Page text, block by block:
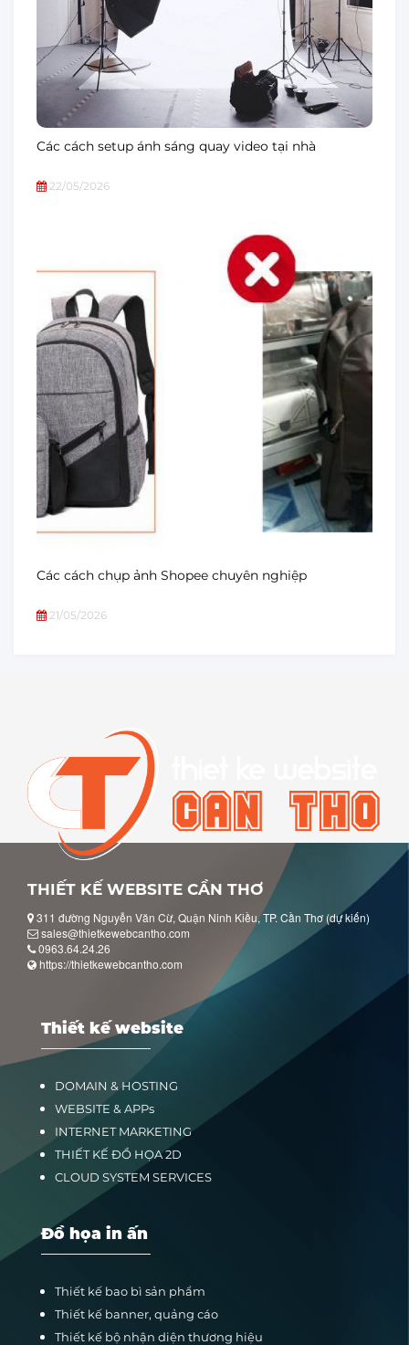
Các cách setup ánh sáng quay video tại nhà
22/05/2026
Các cách chụp ảnh Shopee chuyên nghiệp
21/05/2026
THIẾT KẾ WEBSITE CẦN THƠ
311 đường Nguyễn Văn Cừ, Quận Ninh Kiều, TP. Cần Thơ (dự kiến)
sales@thietkewebcantho.com
0963.64.24.26
https://thietkewebcantho.com
Thiết kế website
DOMAIN & HOSTING
WEBSITE & APPs
INTERNET MARKETING
THIẾT KẾ ĐỒ HỌA 2D
CLOUD SYSTEM SERVICES
Đồ họa in ấn
Thiết kế bao bì sản phẩm
Thiết kế banner, quảng cáo
Thiết kế bộ nhận diện thương hiệu